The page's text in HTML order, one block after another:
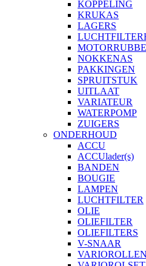
KOPPELING
KRUKAS
LAGERS
NOKKENAS
PAKKINGEN
SPRUITSTUK
UITLAAT
VARIATEUR
WATERPOMP
ZUIGERS
ONDERHOUD
ACCU
ACCUlader(s)
BANDEN
BOUGIE
LAMPEN
LUCHTFILTER
OLIE
OLIEFILTER
OLIEFILTERS
V-SNAAR
VARIOROLLEN